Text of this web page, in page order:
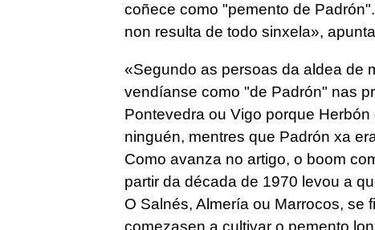
coñece como "pemento de
non resulta de todo sinxela»,
«Segundo as persoas da aldea de
vendíanse como "de Padrón" nas
Pontevedra ou Vigo porque
ninguén, mentres que Padrón xa
Como avanza no artigo, o boom
partir da década de 1970 levou a
O Salnés, Almería ou Marrocos, se